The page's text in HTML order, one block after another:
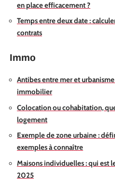
en place efficacement ?
Temps entre deux date :
contrats
Immo
Antibes entre mer et
immobilier
Colocation ou cohabitation,
logement
Exemple de zone urbaine :
exemples à connaître
Maisons individuelles : qui est
2025